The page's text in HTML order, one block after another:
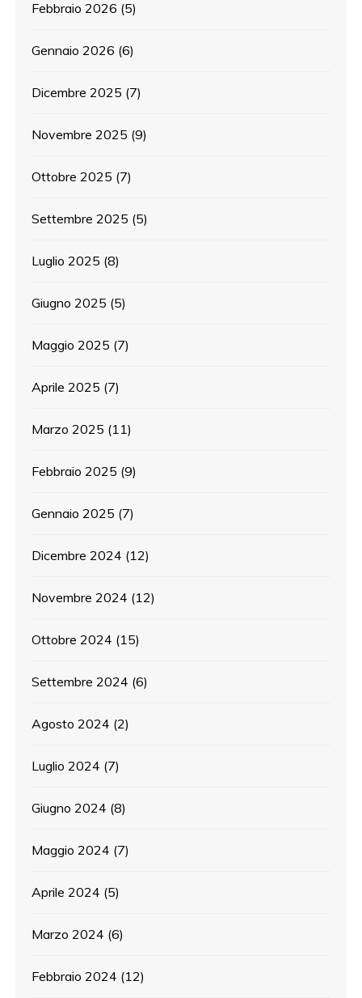
Febbraio 2026 (5)
Gennaio 2026 (6)
Dicembre 2025 (7)
Novembre 2025 (9)
Ottobre 2025 (7)
Settembre 2025 (5)
Luglio 2025 (8)
Giugno 2025 (5)
Maggio 2025 (7)
Aprile 2025 (7)
Marzo 2025 (11)
Febbraio 2025 (9)
Gennaio 2025 (7)
Dicembre 2024 (12)
Novembre 2024 (12)
Ottobre 2024 (15)
Settembre 2024 (6)
Agosto 2024 (2)
Luglio 2024 (7)
Giugno 2024 (8)
Maggio 2024 (7)
Aprile 2024 (5)
Marzo 2024 (6)
Febbraio 2024 (12)